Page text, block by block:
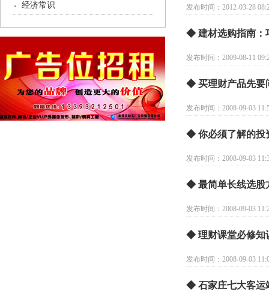
经济常识 发布时间：2012-03-28
◆ 建材选购指南：
发布时间：2009-08-11
◆ 买理财产品先要
发布时间：2008-09-03
◆ 你必须了解的投
发布时间：2008-09-03
◆ 最简单长线选股
发布时间：2008-09-03
◆ 理财课堂必修知
发布时间：2008-09-03
◆ 石家庄七大客运